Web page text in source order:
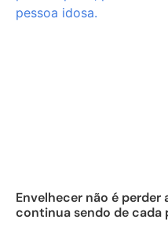
Envelhecer não é
continua sendo de cada